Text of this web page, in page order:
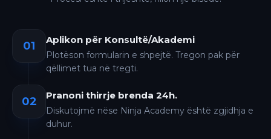
01 Aplikon për Konsultë/Akademi
Plotëson formularin e shpejtë. Tregon pak për
qëllimet tua në tregti.
02 Pranoni thirrje brenda 24h.
Diskutojmë nëse Ninja Academy është zgjidhja e
duhur.